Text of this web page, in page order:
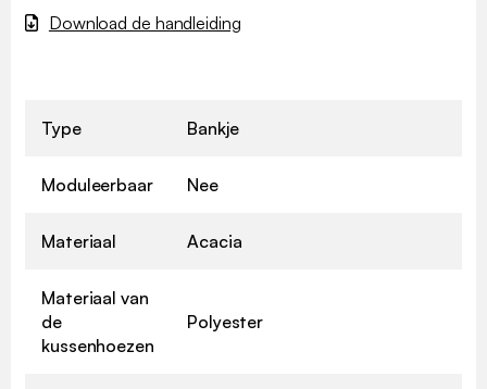
Download de handleiding
Type Bankje
Moduleerbaar Nee
Materiaal Acacia
Materiaal van
de
kussenhoezen
Polyester